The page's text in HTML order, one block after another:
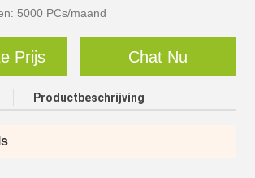
5000 PCs/maand
Prijs Chat Nu
Productbeschrijving